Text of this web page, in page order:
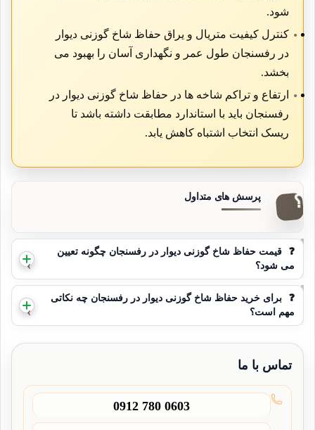
شود.
کنترل کیفیت متریال و یراق حفاظ شاخ گوزنی دیوار
در رفسنجان طول عمر و نگهداری آسان را بهبود می
بخشد.
ارتفاع و تراکم شاخه ها در حفاظ شاخ گوزنی دیوار در
رفسنجان باید با استاندارد مطابقت داشته باشد تا
ریسک انتخاب اشتباه کاهش یابد.
❓
قیمت حفاظ شاخ گوزنی دیوار در رفسنجان چگونه تعیین
می شود؟
❓
برای خرید حفاظ شاخ گوزنی دیوار در رفسنجان چه نکاتی
مهم است؟
تماس با ما
0912 780 0603